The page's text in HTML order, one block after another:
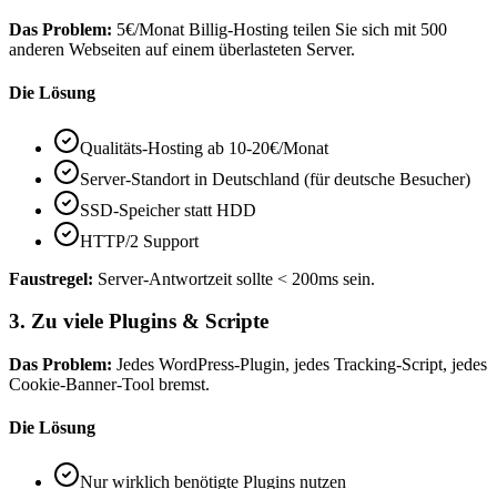
Das Problem: 5€/Monat Billig-Hosting teilen Sie sich mit 500
anderen Webseiten auf einem überlasteten Server.
Die Lösung
Qualitäts-Hosting ab 10-20€/Monat
Server-Standort in Deutschland (für deutsche Besucher)
SSD-Speicher statt HDD
HTTP/2 Support
Faustregel: Server-Antwortzeit sollte < 200ms sein.
3. Zu viele Plugins & Scripte
Das Problem: Jedes WordPress-Plugin, jedes Tracking-Script, jedes
Cookie-Banner-Tool bremst.
Die Lösung
Nur wirklich benötigte Plugins nutzen